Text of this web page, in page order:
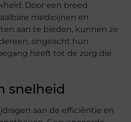
Door een breed
medicijnen en
aan te bieden, kunnen ze
ongeacht hun
heeft tot de zorg die
snelheid
aan de efficiëntie en